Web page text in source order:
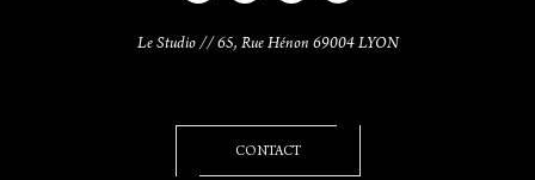
Le Studio // 65, Rue Hénon 69004 LYON
CONTACT